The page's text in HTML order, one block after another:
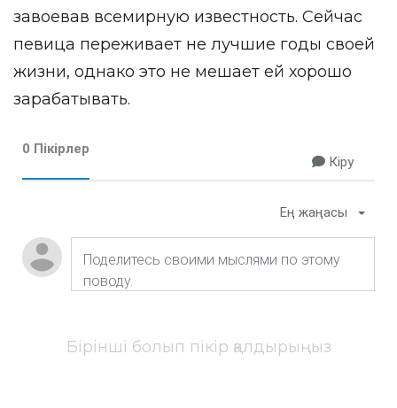
завоевав всемирную известность. Сейчас
певица переживает не лучшие годы своей
жизни, однако это не мешает ей хорошо
зарабатывать.
0 Пікірлер
Кіру
Ең жаңасы
Бірінші болып пікір қалдырыңыз